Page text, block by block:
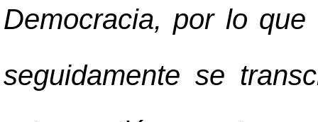
Democracia, por lo
seguidamente se